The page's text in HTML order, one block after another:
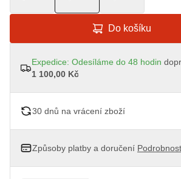
Do košíku
Expedice: Odesíláme do 48 hodin
1 100,00 Kč
30 dnů na vrácení zboží
Způsoby platby a doručení